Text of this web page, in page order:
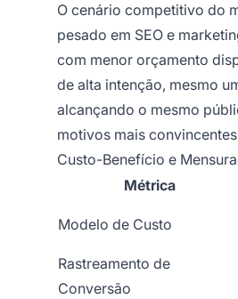
O cenário competitivo do
pesado em SEO e
com menor orçamento
de alta intenção, mesmo
alcançando o mesmo
motivos mais
Custo-Benefício e
Métrica
Modelo de Custo
Rastreamento de
Conversão